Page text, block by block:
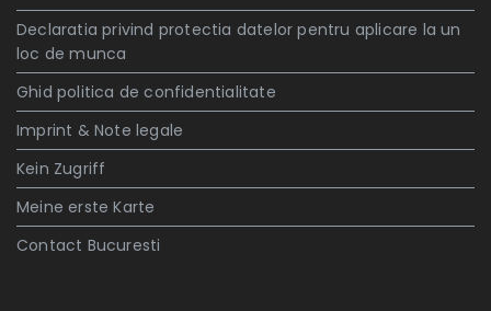
Declaratia privind protectia datelor pentru aplicare la un
loc de munca
Ghid politica de confidentialitate
Imprint & Note legale
Kein Zugriff
Meine erste Karte
Contact Bucuresti